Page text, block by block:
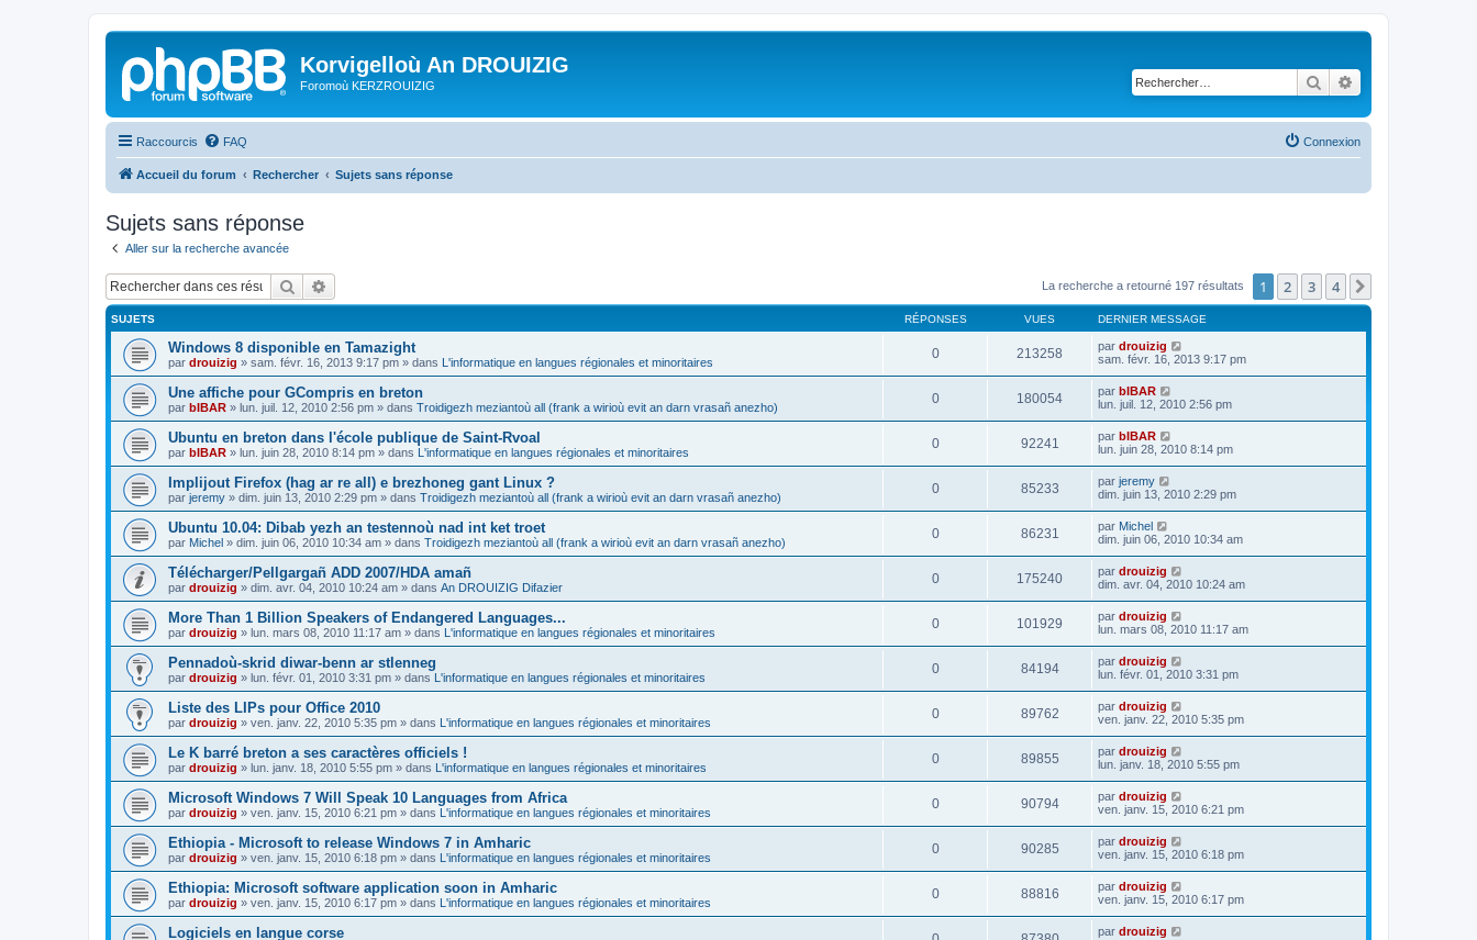
Korvigelloù An DROUIZIG
Foromoù KERZROUIZIG Rechercher
Raccourcis FAQ Connexion
Accueil du forum Rechercher Sujets sans réponse
Sujets sans réponse
Aller sur la recherche avancée
Rechercher La recherche a retourné 197 résultats 1 2 3 4
SUJETS RÉPONSES VUES DERNIER MESSAGE
Windows 8 disponible en Tamazight
par drouizig » sam. févr. 16, 2013 9:17 pm » dans L'informatique en langues régionales et minoritaires
0 213258 par drouizig
sam. févr. 16, 2013 9:17 pm
Une affiche pour GCompris en breton
par bIBAR » lun. juil. 12, 2010 2:56 pm » dans Troidigezh meziantoù all (frank a wirioù evit an darn vrasañ anezho)
0 180054 par bIBAR
lun. juil. 12, 2010 2:56 pm
Ubuntu en breton dans l'école publique de Saint-Rvoal
par bIBAR » lun. juin 28, 2010 8:14 pm » dans L'informatique en langues régionales et minoritaires
0 92241 par bIBAR
lun. juin 28, 2010 8:14 pm
Implijout Firefox (hag ar re all) e brezhoneg gant Linux ?
par jeremy » dim. juin 13, 2010 2:29 pm » dans Troidigezh meziantoù all (frank a wirioù evit an darn vrasañ anezho)
0 85233 par jeremy
dim. juin 13, 2010 2:29 pm
Ubuntu 10.04: Dibab yezh an testennoù nad int ket troet
par Michel » dim. juin 06, 2010 10:34 am » dans Troidigezh meziantoù all (frank a wirioù evit an darn vrasañ anezho)
0 86231 par Michel
dim. juin 06, 2010 10:34 am
Télécharger/Pellgargañ ADD 2007/HDA amañ
par drouizig » dim. avr. 04, 2010 10:24 am » dans An DROUIZIG Difazier
0 175240 par drouizig
dim. avr. 04, 2010 10:24 am
More Than 1 Billion Speakers of Endangered Languages...
par drouizig » lun. mars 08, 2010 11:17 am » dans L'informatique en langues régionales et minoritaires
0 101929 par drouizig
lun. mars 08, 2010 11:17 am
Pennadoù-skrid diwar-benn ar stlenneg
par drouizig » lun. févr. 01, 2010 3:31 pm » dans L'informatique en langues régionales et minoritaires
0 84194 par drouizig
lun. févr. 01, 2010 3:31 pm
Liste des LIPs pour Office 2010
par drouizig » ven. janv. 22, 2010 5:35 pm » dans L'informatique en langues régionales et minoritaires
0 89762 par drouizig
ven. janv. 22, 2010 5:35 pm
Le K barré breton a ses caractères officiels !
par drouizig » lun. janv. 18, 2010 5:55 pm » dans L'informatique en langues régionales et minoritaires
0 89855 par drouizig
lun. janv. 18, 2010 5:55 pm
Microsoft Windows 7 Will Speak 10 Languages from Africa
par drouizig » ven. janv. 15, 2010 6:21 pm » dans L'informatique en langues régionales et minoritaires
0 90794 par drouizig
ven. janv. 15, 2010 6:21 pm
Ethiopia - Microsoft to release Windows 7 in Amharic
par drouizig » ven. janv. 15, 2010 6:18 pm » dans L'informatique en langues régionales et minoritaires
0 90285 par drouizig
ven. janv. 15, 2010 6:18 pm
Ethiopia: Microsoft software application soon in Amharic
par drouizig » ven. janv. 15, 2010 6:17 pm » dans L'informatique en langues régionales et minoritaires
0 88816 par drouizig
ven. janv. 15, 2010 6:17 pm
Logiciels en langue corse par drouizig